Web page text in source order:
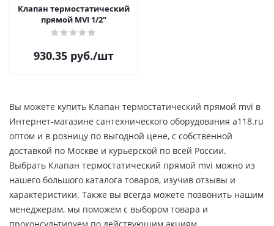
Клапан термостатический
прямой MVI 1/2"
930.35руб./шт
Вы можете купить Клапан термостатический прямой mvi в
Интернет-магазине сантехнического оборудования a118.ru
оптом и в розницу по выгодной цене, c собственной
доставкой по Москве и курьерской по всей России.
Выбрать Клапан термостатический прямой mvi можно из
нашего большого каталога товаров, изучив отзывы и
характеристики. Также вы всегда можете позвонить нашим
менеджерам, мы поможем с выбором товара и